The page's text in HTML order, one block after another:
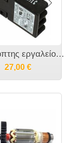
Διακόπτης εργαλείου MAKITA - 651922-3 650677-7 C3PA-1112
27,00 €